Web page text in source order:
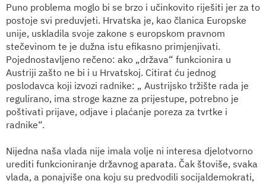
Puno problema moglo bi se brzo i učinkovito riješiti jer za to
postoje svi preduvjeti. Hrvatska je, kao članica Europske
unije, uskladila svoje zakone s europskom pravnom
stečevinom te je dužna istu efikasno primjenjivati.
Pojednostavljeno rečeno: ako „država“ funkcionira u
Austriji zašto ne bi i u Hrvatskoj. Citirat ću jednog
poslodavca koji izvozi radnike: „ Austrijsko tržište rada je
regulirano, ima stroge kazne za prijestupe, potrebno je
poštivati prijave, odjave i plaćanje poreza za tvrtke i
radnike“.
Nijedna naša vlada nije imala volje ni interesa djelotvorno
urediti funkcioniranje državnog aparata. Čak štoviše, svaka
vlada, a ponajviše ona koju su predvodili socijaldemokrati,